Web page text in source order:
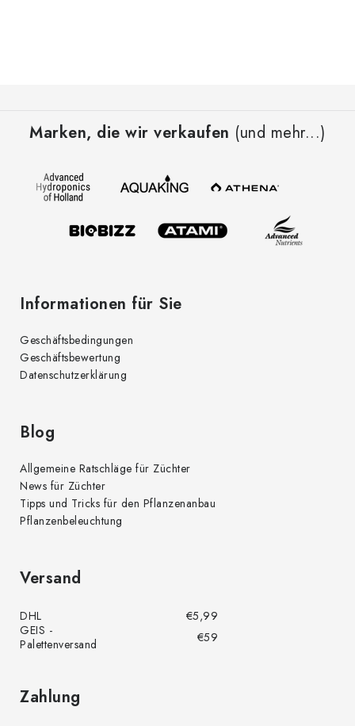
Marken, die wir verkaufen (und mehr...)
Informationen für Sie
Geschäftsbedingungen
Geschäftsbewertung
Datenschutzerklärung
Blog
Allgemeine Ratschläge für Züchter
News für Züchter
Tipps und Tricks für den Pflanzenanbau
Pflanzenbeleuchtung
Versand
DHL
€5,99
GEIS -
Palettenversand
€59
Zahlung